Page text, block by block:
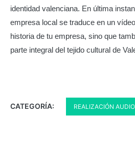
identidad valenciana. En última
empresa local se traduce en un
historia de tu empresa, sino que
parte integral del tejido cultural de
CATEGORÍA: REALIZACIÓN